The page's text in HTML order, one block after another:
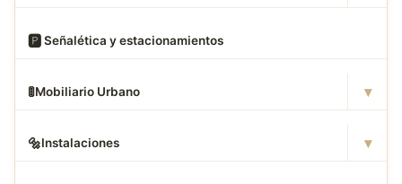
🅿️ Señalética y estacionamientos
🚦Mobiliario Urbano ▾
🔩Instalaciones ▾